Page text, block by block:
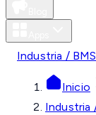
Industria /
Inicio
Industria